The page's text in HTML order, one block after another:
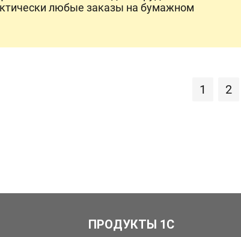
любые заказы на бумажном
1 2
ПРОДУКТЫ 1С